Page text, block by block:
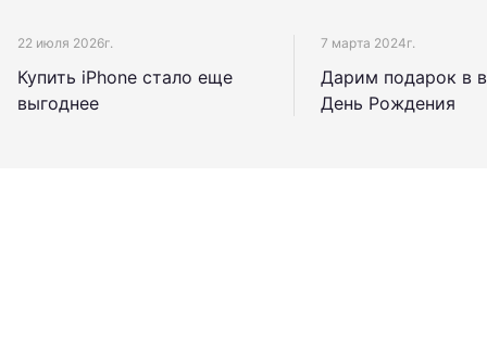
22 июля 2026г.
Купить iPhone стало еще
выгоднее
7 марта 2024г.
Дарим подарок в
День Рождения